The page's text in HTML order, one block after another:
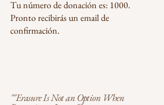
Tu número de donación es: 1000.
Pronto recibirás un email de
confirmación.
""Erasure Is Not an Option When